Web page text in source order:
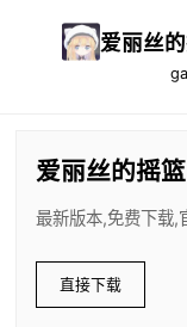
爱丽丝
爱丽丝的摇
最新版本,免费下载,
直接下载